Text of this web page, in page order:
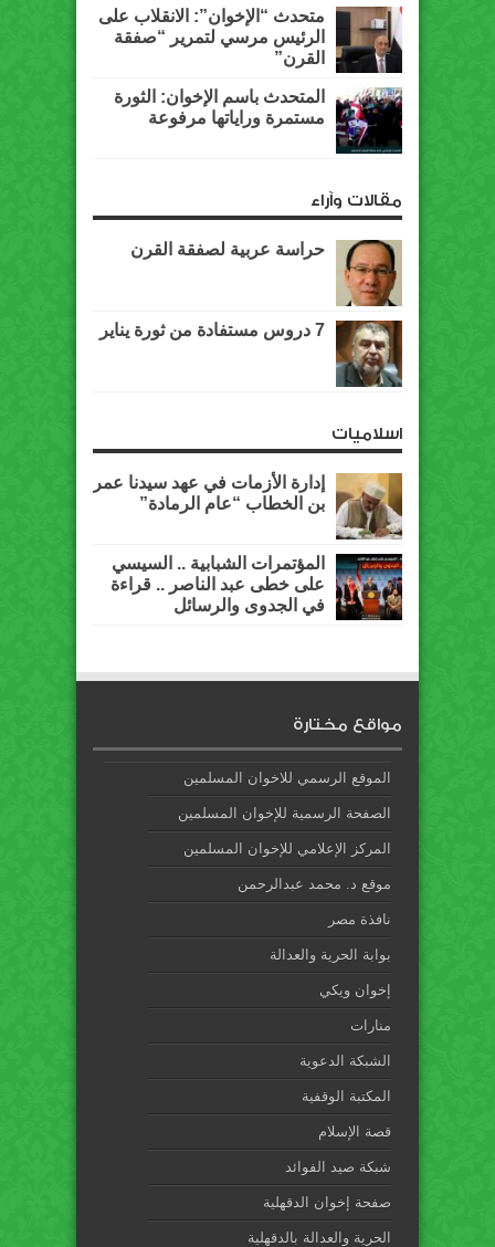
متحدث “الإخوان”: الانقلاب على
الرئيس مرسي لتمرير “صفقة
القرن”
المتحدث باسم الإخوان: الثورة
مستمرة وراياتها مرفوعة
مقالات وآراء
حراسة عربية لصفقة القرن
7 دروس مستفادة من ثورة يناير
اسلاميات
إدارة الأزمات في عهد سيدنا عمر
بن الخطاب “عام الرمادة”
المؤتمرات الشبابية .. السيسي
على خطى عبد الناصر .. قراءة
في الجدوى والرسائل
مواقع مختارة
الموقع الرسمي للاخوان المسلمين
الصفحة الرسمية للإخوان المسلمين
المركز الإعلامي للإخوان المسلمين
موقع د. محمد عبدالرحمن
نافذة مصر
بوابة الحرية والعدالة
إخوان ويكي
منارات
الشبكة الدعوية
المكتبة الوقفية
قصة الإسلام
شبكة صيد الفوائد
صفحة إخوان الدقهلية
الحرية والعدالة بالدقهلية